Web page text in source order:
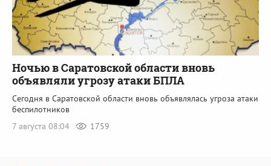
Ночью в Саратовской области вновь
объявляли угрозу атаки БПЛА
Сегодня в Саратовской области вновь объявлялась угроза атаки
беспилотников
7 августа 08:04
1759